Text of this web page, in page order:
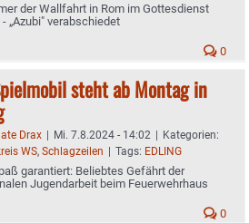
der Wallfahrt in Rom im Gottesdienst
„Azubi" verabschiedet
0
steht ab Montag in
Drax | Mi. 7.8.2024 - 14:02 | Kategorien:
WS, Schlagzeilen | Tags: EDLING
garantiert: Beliebtes Gefährt der
Jugendarbeit beim Feuerwehrhaus
0